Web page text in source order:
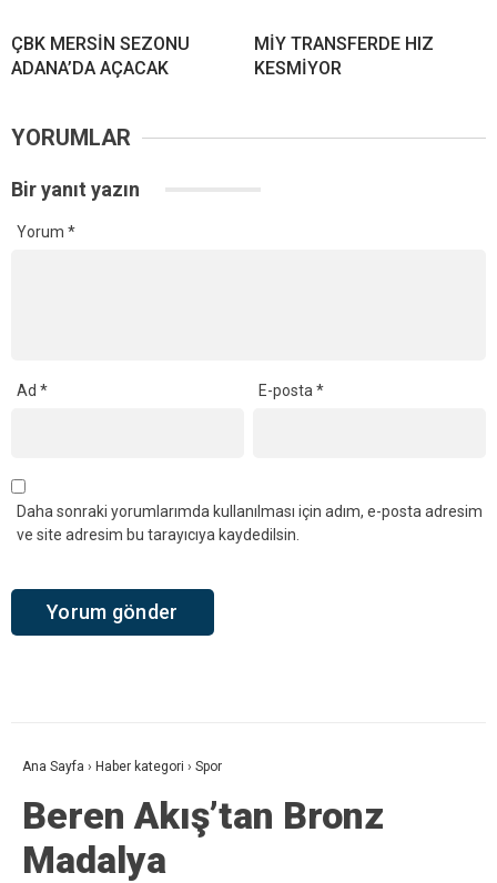
ÇBK MERSİN SEZONU
ADANA’DA AÇACAK
MİY TRANSFERDE HIZ
KESMİYOR
YORUMLAR
Bir yanıt yazın
Yorum *
Ad * E-posta*
Daha sonraki yorumlarımda kullanılması için adım, e-posta adresim
ve site adresim bu tarayıcıya kaydedilsin.
Ana Sayfa › Haber kategori › Spor
Beren Akış’tan Bronz
Madalya